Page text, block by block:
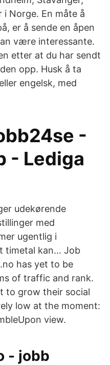
i Norge. En måte å
er å sende en åpen
være interessante.
etter at du har sendt
opp. Husk å ta
engelsk, med
-
- Lediga
udekørende
med
ugentlig i
timetal kan… Job
has yet to be
of traffic and rank.
to grow their social
low at the moment:
view.
- jobb